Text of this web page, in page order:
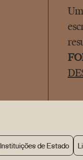
Instituições de Estado